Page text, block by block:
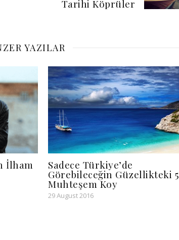
Tarihi Köprüler
YAZILAR
İlham Sadece Türkiye’de
Görebileceğin Güzellikteki 5
Muhteşem Koy
29 August 2016